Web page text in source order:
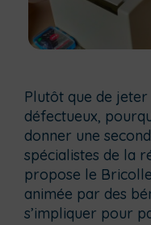
Plutôt que de
défectueux,
donner une
spécialistes de la
propose le
animée par des
s’impliquer pour